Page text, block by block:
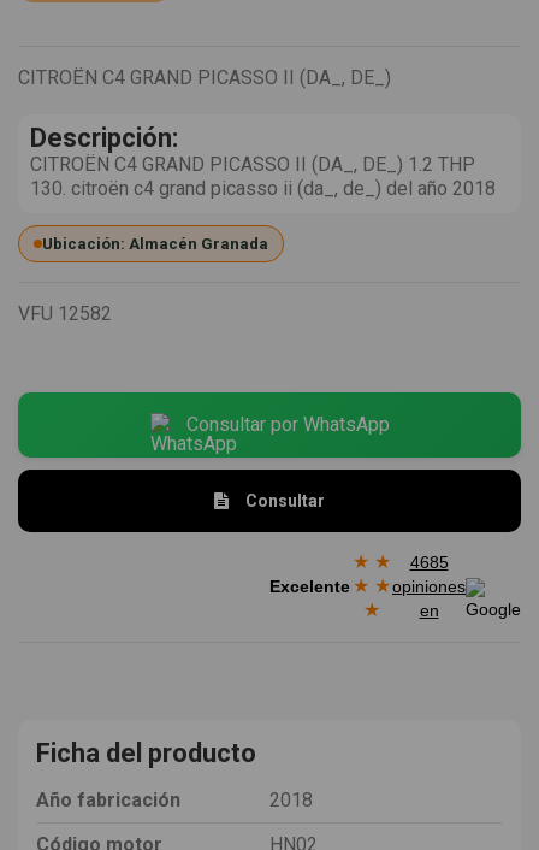
CITROËN C4 GRAND PICASSO II (DA_, DE_)
Descripción:
CITROËN C4 GRAND PICASSO II (DA_, DE_) 1.2 THP
130. citroën c4 grand picasso ii (da_, de_) del año 2018
Ubicación: Almacén Granada
VFU 12582
Consultar por WhatsApp
Consultar
Excelente
★ ★
★ ★
★
4685
opiniones
en
Ficha del producto
Año fabricación
2018
Código motor
HN02